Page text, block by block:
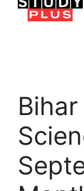
content